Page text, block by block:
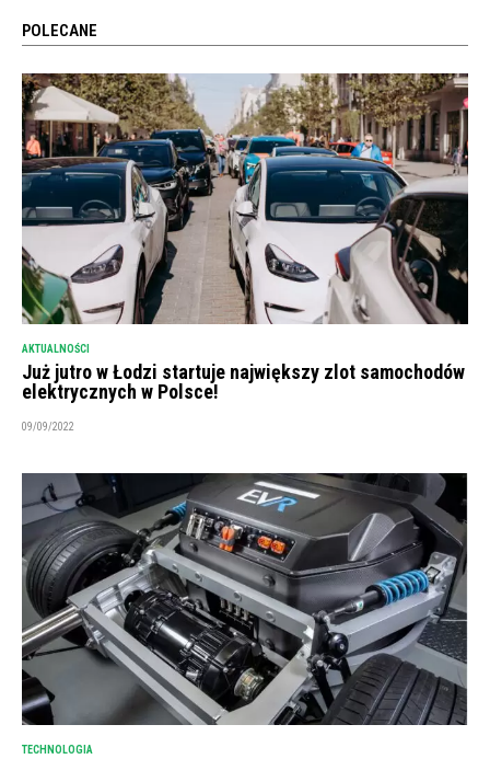
POLECANE
AKTUALNOŚCI
Już jutro w Łodzi startuje największy zlot samochodów
elektrycznych w Polsce!
09/09/2022
TECHNOLOGIA